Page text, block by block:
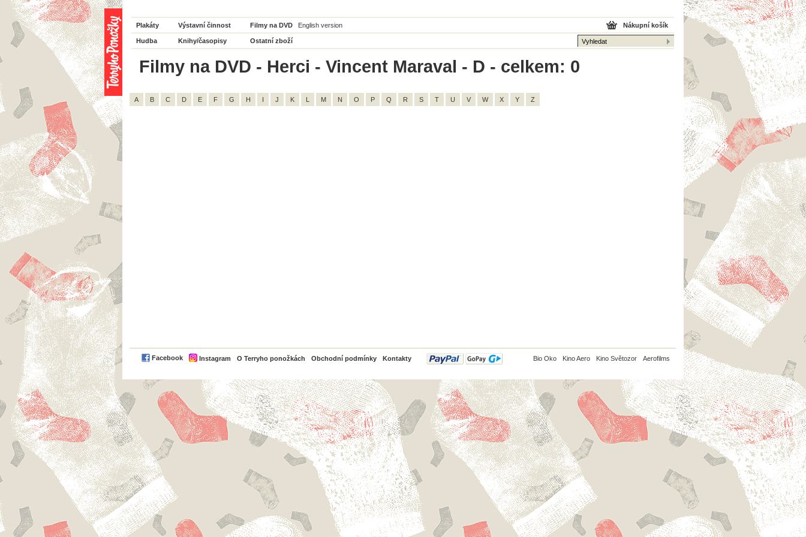
Plakáty Výstavní činnost Filmy na DVD English version
Hudba Knihy/časopisy Ostatní zboží
Nákupní košík
Filmy na DVD - Herci - Vincent Maraval - D - celkem: 0
A B C D E F G H I J K L M N O P Q R S T U V W X Y Z
Facebook Instagram O Terryho ponožkách Obchodní podmínky Kontakty
PayPal Bio Oko Kino Aero Kino Světozor Aerofilms